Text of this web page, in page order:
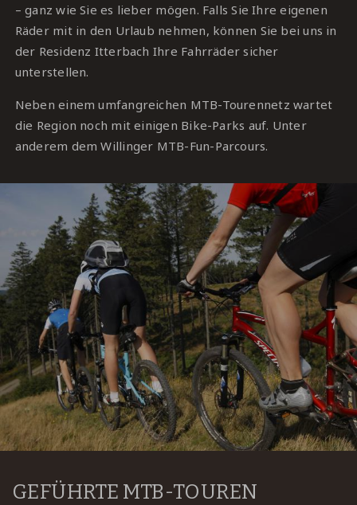
– ganz wie Sie es lieber mögen. Falls Sie Ihre eigenen
Räder mit in den Urlaub nehmen, können Sie bei uns in
der Residenz Itterbach Ihre Fahrräder sicher
unterstellen.
Neben einem umfangreichen MTB-Tourennetz wartet
die Region noch mit einigen Bike-Parks auf. Unter
anderem dem Willinger MTB-Fun-Parcours.
GEFÜHRTE MTB-TOUREN